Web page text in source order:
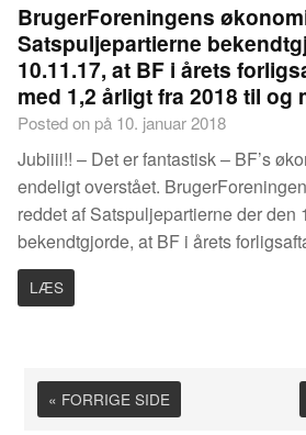
BrugerForeningens
Satspuljepartierne
10.11.17, at BF i årets
med 1,2 årligt fra 2018 til og
Posted on på 10. januar 2018
Jubiiii!! – Det er fantastisk – BF’s
endeligt overstået.
reddet af Satspuljepartierne der den
bekendtgjorde, at BF i årets
LÆS
« FORRIGE SIDE